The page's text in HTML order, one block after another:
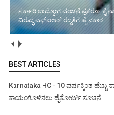
ಜಡ್ಜ್ ಹೆಸರಲ್ಲಿ ಲಂಚ: ವಕೀಲನ ಎಫ್‌ಐಆರ್
BEST ARTICLES
Karnataka HC - 10 ವರ್ಷಕ್ಕಿಂತ ಹೆಚ್ಚು
ಕಾಯಂಗೊಳಿಸಲು ಹೈಕೋರ್ಟ್ ಸೂಚನೆ